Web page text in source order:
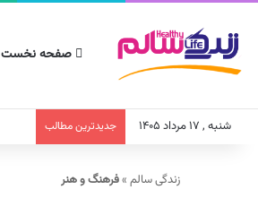
صفحه نخست
شنبه , ۱۷ مرداد ۱۴۰۵ جدیدترین مطالب
زندگی سالم »فرهنگ و هنر